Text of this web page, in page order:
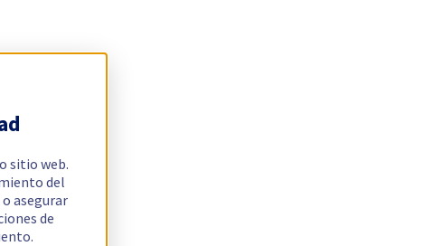
sitio web.
del
asegurar
de